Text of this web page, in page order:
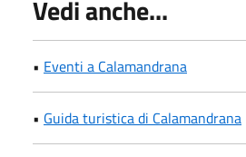
Vedi anche...
• Eventi a Calamandrana
• Guida turistica di Calamandrana